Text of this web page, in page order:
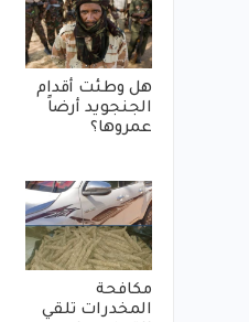
هل وطئت أقدام
الجنجويد أرضاً
عمروها؟
مكافحة
المخدرات تلقي